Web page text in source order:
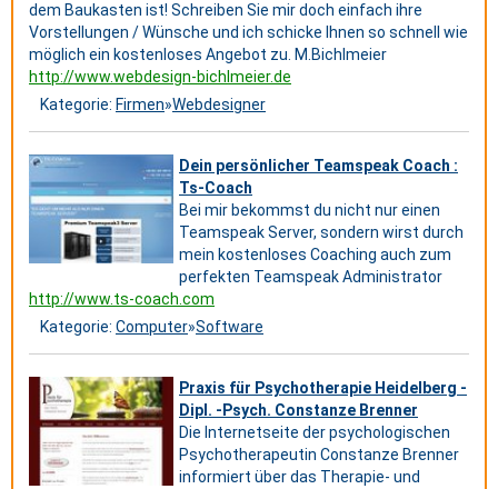
dem Baukasten ist! Schreiben Sie mir doch einfach ihre
Vorstellungen / Wünsche und ich schicke Ihnen so schnell wie
möglich ein kostenloses Angebot zu. M.Bichlmeier
http://www.webdesign-bichlmeier.de
Kategorie: Firmen»Webdesigner
Dein persönlicher Teamspeak Coach :
Ts-Coach
Bei mir bekommst du nicht nur einen
Teamspeak Server, sondern wirst durch
mein kostenloses Coaching auch zum
perfekten Teamspeak Administrator
http://www.ts-coach.com
Kategorie: Computer»Software
Praxis für Psychotherapie Heidelberg -
Dipl. -Psych. Constanze Brenner
Die Internetseite der psychologischen
Psychotherapeutin Constanze Brenner
informiert über das Therapie- und